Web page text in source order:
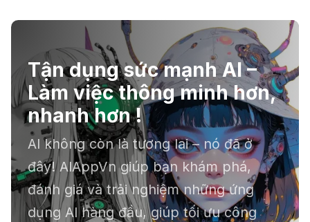
anime 18+
☣️ Proxy by Convergence - AI
agent tự động hoá
📕 Kimi AI - Ứng dụng tóm tắt hàng
chục file dữ liệu
Tận dụng sức mạnh AI –
Làm việc thông minh hơn,
nhanh hơn !
AI không còn là tương lai – nó đã ở
đây! AIAppVn giúp bạn khám phá,
đánh giá và trải nghiệm những ứng
dụng AI hàng đầu, giúp tối ưu công